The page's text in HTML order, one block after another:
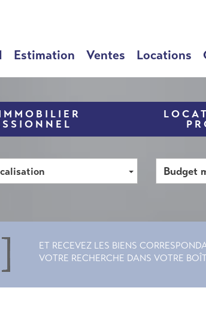
Estimation Ventes Locations
ET RECEVEZ LES BIENS
VOTRE RECHERCHE DANS VOTRE